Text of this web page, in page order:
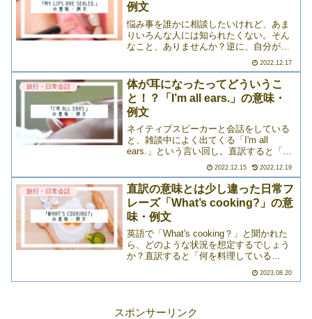
例文
悩み事を誰かに相談したいけれど、あま
りいろんな人には知られたくない。そん
なこと、ありませんか？逆に、自分が相
ね。相手が「この人に相談しても大丈夫
かな？」と不安になっているときは、一
言「My lips ar>>>
2022.12.17
旅行・日常会話
体が耳になったってどういうこ
と！？「I’m all ears.」の意味・
例文
ネイティブスピーカーと会話をしている
と、雑談中によく出てくる「I'm all
ears.」という言い回し。直訳すると「わ
たしは全身が耳です」になりますが、そ
れでは意味が通りませんよね。ただ、例
えば「わたしの全部が耳です」とすれ
ば、どうでしょ>>>
2022.12.15 2022.12.19
旅行・日常会話
直訳の意味とは少し違った日常フ
レーズ「What’s cooking?」の意
味・例文
英語で「What's cooking？」と聞かれた
ら、どのような状況を想定するでしょう
か？直訳すると「何を料理している
ると、料理関連のことについて言ってい
2023.08.20
スポンサーリンク